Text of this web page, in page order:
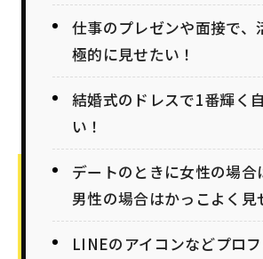
仕事のプレゼンや面接で、
極的に見せたい！
結婚式のドレスで1番輝く
い！
デートのときに女性の場合
男性の場合はかっこよく見
LINEのアイコンなどプロ